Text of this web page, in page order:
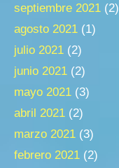
septiembre 2021 (2)
agosto 2021 (1)
julio 2021 (2)
junio 2021 (2)
mayo 2021 (3)
abril 2021 (2)
marzo 2021 (3)
febrero 2021 (2)